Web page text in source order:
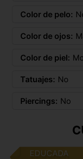
Color de pelo:
Color de ojos:
Color de piel:
Tatuajes: No
Piercings: No
EDUCADA